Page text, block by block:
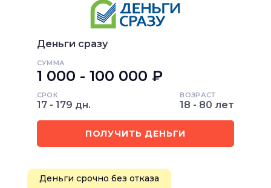
Деньги сразу
СУММА
1 000 - 100 000 ₽
СРОК
17 - 179 дн.
ВОЗРАСТ
18 - 80 лет
ПОЛУЧИТЬ ДЕНЬГИ
Деньги срочно без отказа